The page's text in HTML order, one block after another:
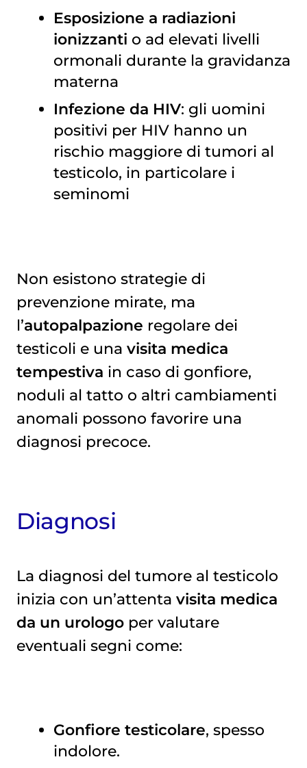
Esposizione a radiazioni
ionizzanti o ad elevati livelli
ormonali durante la gravidanza
materna
Infezione da HIV: gli uomini
positivi per HIV hanno un
rischio maggiore di tumori al
testicolo, in particolare i
seminomi
Non esistono strategie di
prevenzione mirate, ma
l’autopalpazione regolare dei
testicoli e una visita medica
tempestiva in caso di gonfiore,
noduli al tatto o altri cambiamenti
anomali possono favorire una
diagnosi precoce.
Diagnosi
La diagnosi del tumore al testicolo
inizia con un’attenta visita medica
da un urologo per valutare
eventuali segni come:
Gonfiore testicolare, spesso
indolore.